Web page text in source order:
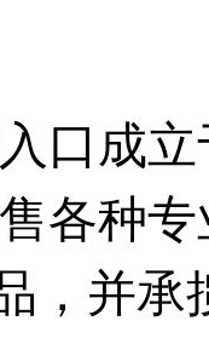
口成
各种
，并